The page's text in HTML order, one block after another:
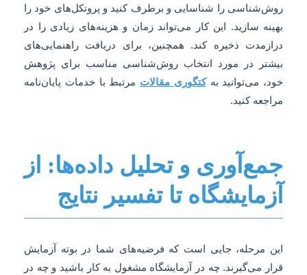
روش‌شناسی را شناسایی و برطرف کنید و پروتکل‌های خود را
بهینه سازید. این کار می‌تواند زمان و هزینه‌های زیادی را در
درازمدت ذخیره کند. همچنین، برای دریافت راهنمایی‌های
بیشتر در مورد انتخاب روش‌شناسی مناسب برای پژوهش
خود، می‌توانید بهکتگوری مقالات مرتبط با خدمات پایان‌نامه
مراجعه کنید.
جمع‌آوری و تحلیل داده‌ها: از
آزمایشگاه تا تفسیر نتایج
این مرحله، جایی است که فرضیه‌های شما در بوته آزمایش
قرار می‌گیرند. چه در آزمایشگاه مشغول به کار باشید و چه در